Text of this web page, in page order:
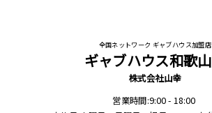
全国ネットワーク ギャブハウス加盟店
ギャブハウス和歌
株式会社山幸
営業時間:9:00 - 18:00